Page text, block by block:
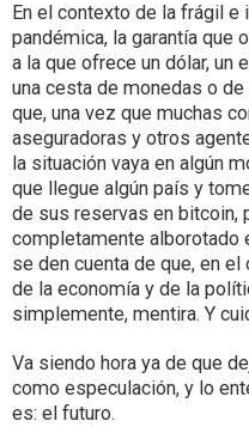
En el contexto de la frágil
pandémica, la garantía que
a la que ofrece un dólar, un
una cesta de monedas o
que, una vez que muchas
aseguradoras y otros
la situación vaya en algún
que llegue algún país y
de sus reservas en bitcoin,
completamente alborotado
se den cuenta de que, en el
de la economía y de la
simplemente, mentira. Y
Va siendo hora ya de que
como especulación, y lo
es: el futuro.